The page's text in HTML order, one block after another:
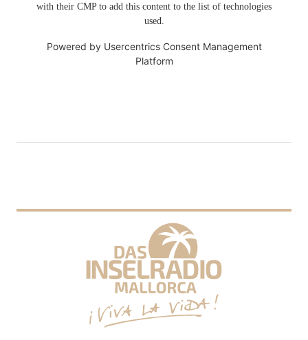
with their CMP to add this content to the list of technologies
used.
Powered by Usercentrics Consent Management
Platform